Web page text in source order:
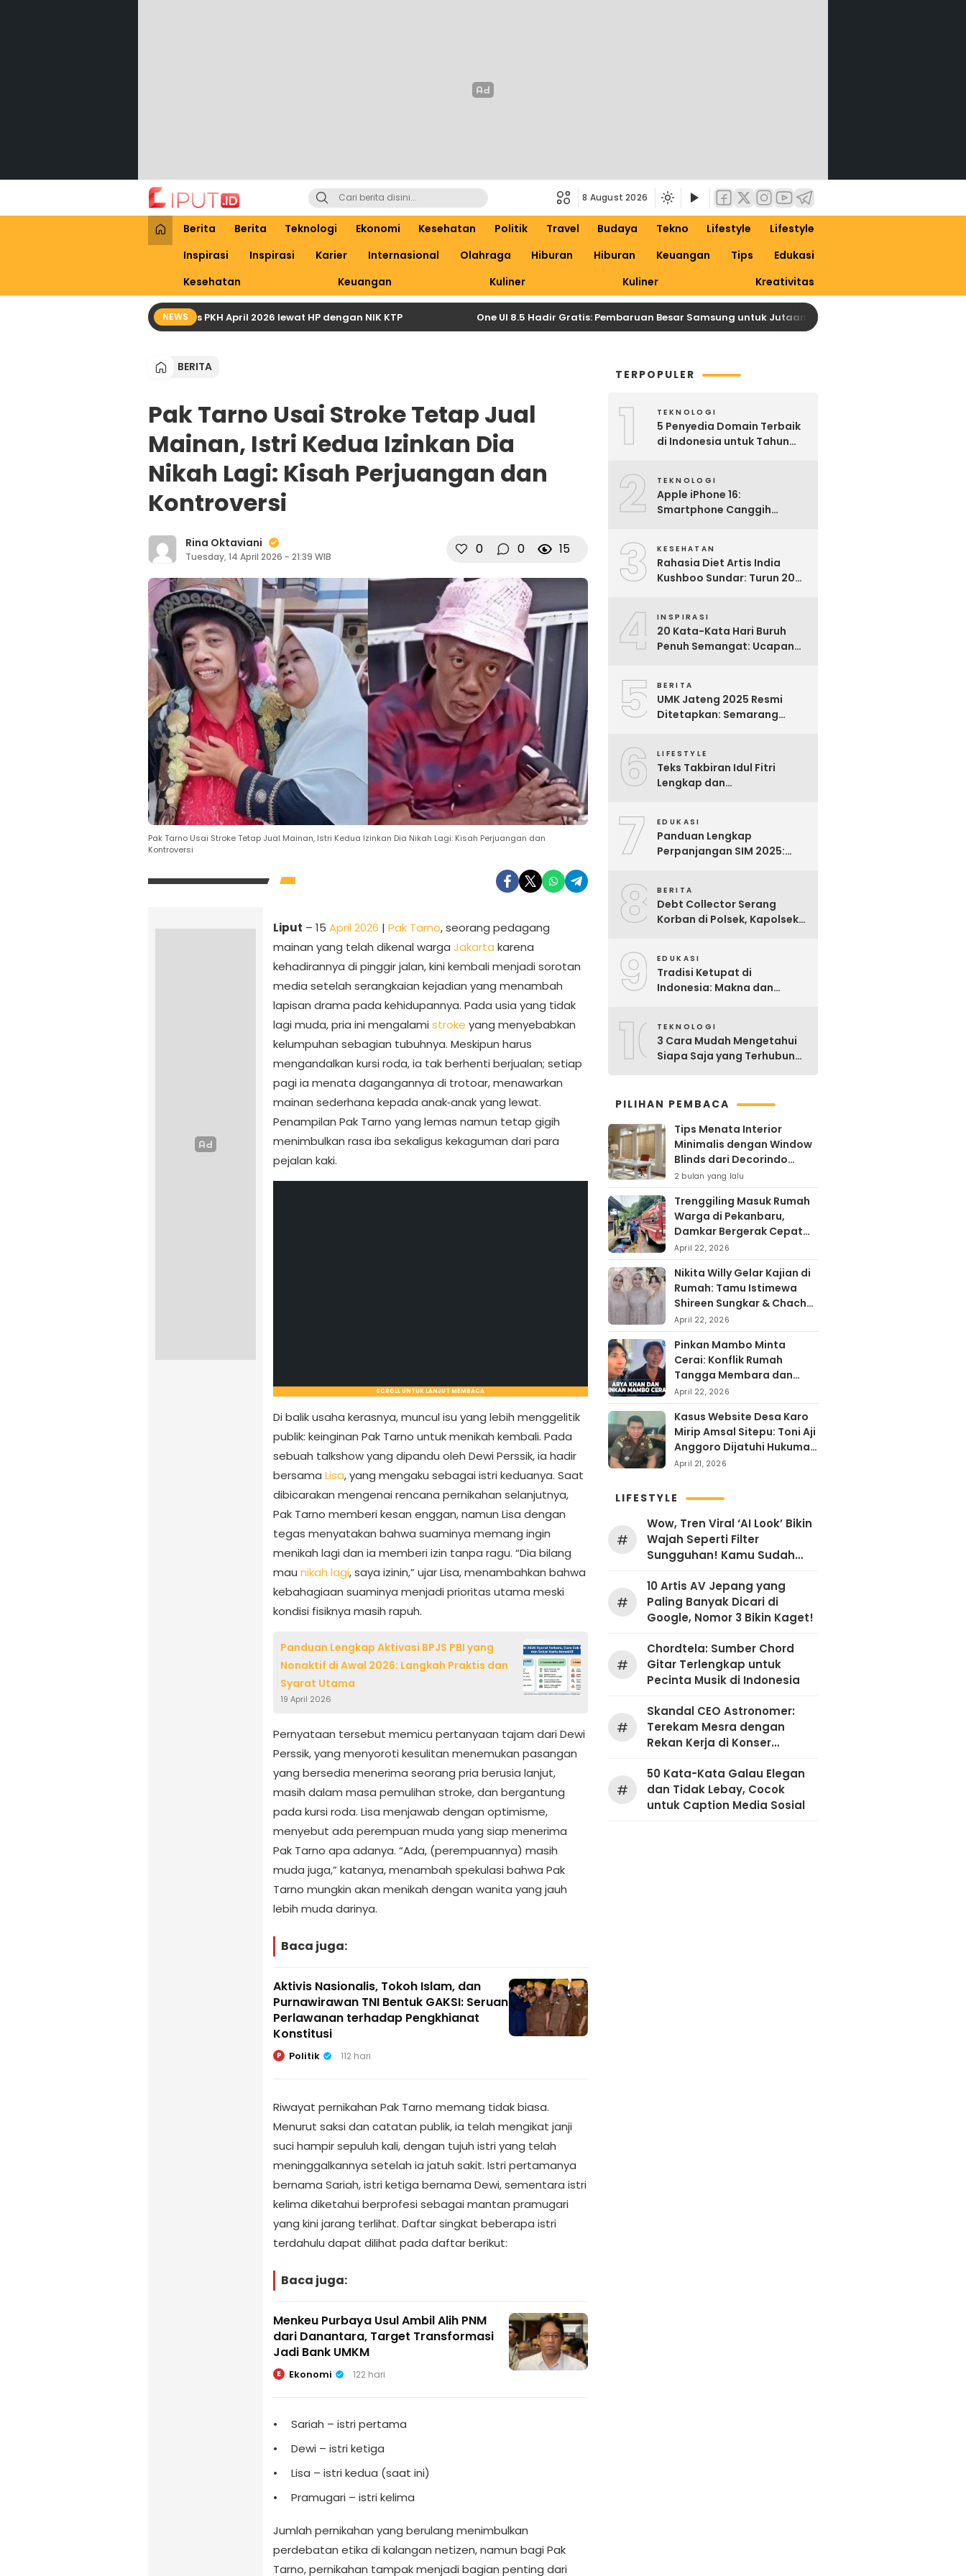
Liput
Liputan Digital
8 August 2026
Berita Berita Teknologi Ekonomi Kesehatan Politik Travel Budaya Tekno Lifestyle
Lifestyle
Inspirasi
Inspirasi Karier Internasional Olahraga Hiburan Hiburan Keuangan Tips
Edukasi
Kesehatan
Keuangan Kuliner Kuliner Kreativitas
NEWS
Cara Praktis Cek Bansos PKH April 2026 lewat HP dengan NIK KTP One UI 8.5 Hadir Gratis: Pembaruan Besar Samsung untuk Jutaan Galaxy, Siapkan Dirimu untuk One UI
BERITA
Pak Tarno Usai Stroke Tetap Jual
Mainan, Istri Kedua Izinkan Dia
Nikah Lagi: Kisah Perjuangan dan
Kontroversi
Rina Oktaviani
Tuesday, 14 April 2026 - 21:39 WIB 0 0 15
Pak Tarno Usai Stroke Tetap Jual Mainan, Istri Kedua Izinkan Dia Nikah Lagi: Kisah Perjuangan dan
Kontroversi
Liput – 15 April 2026 | Pak Tarno, seorang pedagang
mainan yang telah dikenal warga Jakarta karena
kehadirannya di pinggir jalan, kini kembali menjadi sorotan
media setelah serangkaian kejadian yang menambah
lapisan drama pada kehidupannya. Pada usia yang tidak
lagi muda, pria ini mengalami stroke yang menyebabkan
kelumpuhan sebagian tubuhnya. Meskipun harus
mengandalkan kursi roda, ia tak berhenti berjualan; setiap
pagi ia menata dagangannya di trotoar, menawarkan
mainan sederhana kepada anak‑anak yang lewat.
Penampilan Pak Tarno yang lemas namun tetap gigih
menimbulkan rasa iba sekaligus kekaguman dari para
pejalan kaki.
SCROLL UNTUK LANJUT MEMBACA
Di balik usaha kerasnya, muncul isu yang lebih menggelitik
publik: keinginan Pak Tarno untuk menikah kembali. Pada
sebuah talkshow yang dipandu oleh Dewi Perssik, ia hadir
bersama Lisa, yang mengaku sebagai istri keduanya. Saat
dibicarakan mengenai rencana pernikahan selanjutnya,
Pak Tarno memberi kesan enggan, namun Lisa dengan
tegas menyatakan bahwa suaminya memang ingin
menikah lagi dan ia memberi izin tanpa ragu. “Dia bilang
mau nikah lagi, saya izinin,” ujar Lisa, menambahkan bahwa
kebahagiaan suaminya menjadi prioritas utama meski
kondisi fisiknya masih rapuh.
Panduan Lengkap Aktivasi BPJS PBI yang
Nonaktif di Awal 2026: Langkah Praktis dan
Syarat Utama
19 April 2026
Pernyataan tersebut memicu pertanyaan tajam dari Dewi
Perssik, yang menyoroti kesulitan menemukan pasangan
yang bersedia menerima seorang pria berusia lanjut,
masih dalam masa pemulihan stroke, dan bergantung
pada kursi roda. Lisa menjawab dengan optimisme,
menyebut ada perempuan muda yang siap menerima
Pak Tarno apa adanya. “Ada, (perempuannya) masih
muda juga,” katanya, menambah spekulasi bahwa Pak
Tarno mungkin akan menikah dengan wanita yang jauh
lebih muda darinya.
Baca juga:
Aktivis Nasionalis, Tokoh Islam, dan
Purnawirawan TNI Bentuk GAKSI: Seruan
Perlawanan terhadap Pengkhianat
Konstitusi
P Politik 112 hari
Riwayat pernikahan Pak Tarno memang tidak biasa.
Menurut saksi dan catatan publik, ia telah mengikat janji
suci hampir sepuluh kali, dengan tujuh istri yang telah
meninggalkannya setelah ia jatuh sakit. Istri pertamanya
bernama Sariah, istri ketiga bernama Dewi, sementara istri
kelima diketahui berprofesi sebagai mantan pramugari
yang kini jarang terlihat. Daftar singkat beberapa istri
terdahulu dapat dilihat pada daftar berikut:
Baca juga:
Menkeu Purbaya Usul Ambil Alih PNM
dari Danantara, Target Transformasi
Jadi Bank UMKM
E Ekonomi 122 hari
Sariah – istri pertama
Dewi – istri ketiga
Lisa – istri kedua (saat ini)
Pramugari – istri kelima
Jumlah pernikahan yang berulang menimbulkan
perdebatan etika di kalangan netizen, namun bagi Pak
Tarno, pernikahan tampak menjadi bagian penting dari
TERPOPULER
1 TEKNOLOGI
5 Penyedia Domain Terbaik
di Indonesia untuk Tahun
2 TEKNOLOGI
Apple iPhone 16:
Smartphone Canggih
3 KESEHATAN
Rahasia Diet Artis India
Kushboo Sundar: Turun 20
4 INSPIRASI
20 Kata-Kata Hari Buruh
Penuh Semangat: Ucapan
5 BERITA
UMK Jateng 2025 Resmi
Ditetapkan: Semarang
6 LIFESTYLE
Teks Takbiran Idul Fitri
Lengkap dan
7 EDUKASI
Panduan Lengkap
Perpanjangan SIM 2025:
8 BERITA
Debt Collector Serang
Korban di Polsek, Kapolsek
9 EDUKASI
Tradisi Ketupat di
Indonesia: Makna dan
10TEKNOLOGI
3 Cara Mudah Mengetahui
Siapa Saja yang Terhubung
PILIHAN PEMBACA
Tips Menata Interior
Minimalis dengan Window
Blinds dari Decorindo
Perkasa
2 bulan yang lalu
Trenggiling Masuk Rumah
Warga di Pekanbaru,
Damkar Bergerak Cepat
Lakukan Evakuasi Aman
April 22, 2026
Nikita Willy Gelar Kajian di
Rumah: Tamu Istimewa
Shireen Sungkar & Chacha
Frederika, Rayakan Hari
Kartini dengan
Kehangatan
April 22, 2026
Pinkan Mambo Minta
Cerai: Konflik Rumah
Tangga Membara dan
Kontroversi Uang Endorse
Arya Khan
April 22, 2026
Kasus Website Desa Karo
Mirip Amsal Sitepu: Toni Aji
Anggoro Dijatuhi Hukuman
Penjara
April 21, 2026
LIFESTYLE
#
Wow, Tren Viral ‘AI Look’ Bikin
Wajah Seperti Filter
Sungguhan! Kamu Sudah
#
10 Artis AV Jepang yang
Paling Banyak Dicari di
Google, Nomor 3 Bikin Kaget!
#
Chordtela: Sumber Chord
Gitar Terlengkap untuk
Pecinta Musik di Indonesia
#
Skandal CEO Astronomer:
Terekam Mesra dengan
Rekan Kerja di Konser
#
50 Kata-Kata Galau Elegan
dan Tidak Lebay, Cocok
untuk Caption Media Sosial